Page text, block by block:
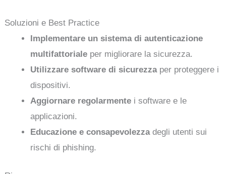
Soluzioni e Best Practice
Implementare un sistema di autenticazione
multifattoriale per migliorare la sicurezza.
Utilizzare software di sicurezzaper proteggere i
dispositivi.
Aggiornare regolarmente i software e le
applicazioni.
Educazione e consapevolezzadegli utenti sui
rischi di phishing.